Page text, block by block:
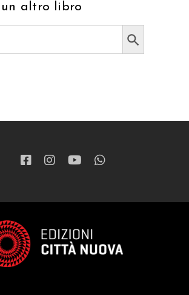
un altro libro
Search Button